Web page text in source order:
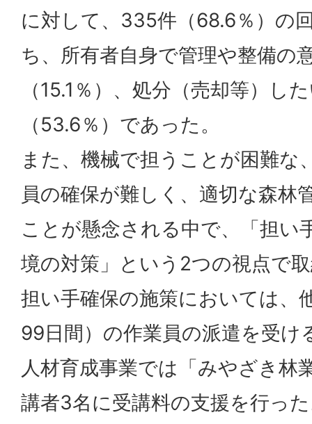
に対して、335件（68.6％）の
ち、所有者自身で管理や整備の
（15.1％）、処分（売却等）し
（53.6％）であった。
また、機械で担うことが困難な
員の確保が難しく、適切な森林
ことが懸念される中で、「担い
境の対策」という2つの視点で
担い手確保の施策においては、
99日間）の作業員の派遣を受け
人材育成事業では「みやざき林
講者3名に受講料の支援を行っ